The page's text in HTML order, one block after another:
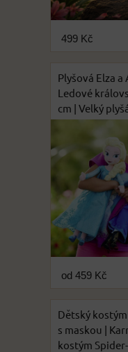
499 Kč
Plyšová Elza a
Ledové
cm | Velký
od 459 Kč
Dětský
s maskou |
kostým